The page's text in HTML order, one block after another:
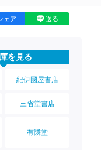
ェア 送る
を見る
紀伊國屋書店
三省堂書店
有隣堂